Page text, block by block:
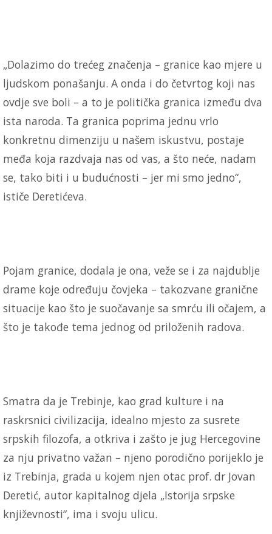
„Dolazimo do trećeg značenja – granice kao mjere u
ljudskom ponašanju. A onda i do četvrtog koji nas
ovdje sve boli – a to je politička granica između dva
ista naroda. Ta granica poprima jednu vrlo
konkretnu dimenziju u našem iskustvu, postaje
međa koja razdvaja nas od vas, a što neće, nadam
se, tako biti i u budućnosti – jer mi smo jedno“,
ističe Deretićeva.
Pojam granice, dodala je ona, veže se i za najdublje
drame koje određuju čovjeka – takozvane granične
situacije kao što je suočavanje sa smrću ili očajem, a
što je takođe tema jednog od priloženih radova.
Smatra da je Trebinje, kao grad kulture i na
raskrsnici civilizacija, idealno mjesto za susrete
srpskih filozofa, a otkriva i zašto je jug Hercegovine
za nju privatno važan – njeno porodično porijeklo je
iz Trebinja, grada u kojem njen otac prof. dr Jovan
Deretić, autor kapitalnog djela „Istorija srpske
književnosti“, ima i svoju ulicu.